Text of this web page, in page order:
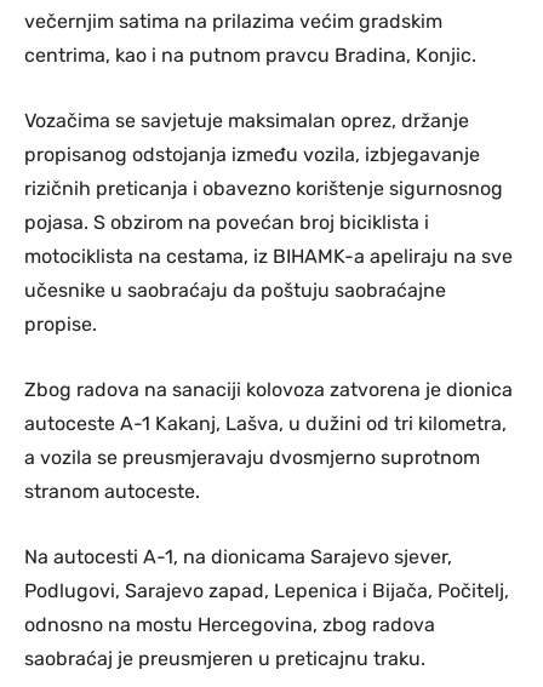
večernjim satima na prilazima većim gradskim
centrima, kao i na putnom pravcu Bradina, Konjic.
Vozačima se savjetuje maksimalan oprez, držanje
propisanog odstojanja između vozila, izbjegavanje
rizičnih preticanja i obavezno korištenje sigurnosnog
pojasa. S obzirom na povećan broj biciklista i
motociklista na cestama, iz BIHAMK-a apeliraju na sve
učesnike u saobraćaju da poštuju saobraćajne
propise.
Zbog radova na sanaciji kolovoza zatvorena je dionica
autoceste A-1 Kakanj, Lašva, u dužini od tri kilometra,
a vozila se preusmjeravaju dvosmjerno suprotnom
stranom autoceste.
Na autocesti A-1, na dionicama Sarajevo sjever,
Podlugovi, Sarajevo zapad, Lepenica i Bijača, Počitelj,
odnosno na mostu Hercegovina, zbog radova
saobraćaj je preusmjeren u preticajnu traku.